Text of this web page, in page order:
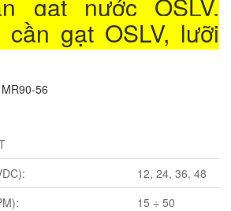
cần gạt OSLV, lưỡi
12, 24, 36, 48
15 ÷ 50